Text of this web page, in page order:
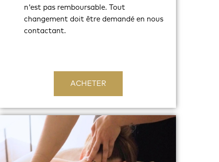
n'est pas remboursable. Tout
changement doit être demandé en nous
contactant.
ACHETER